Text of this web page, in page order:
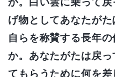
げ物としてあなたがた
自らを称賛する長年
か。あなたがたは戻
てもらうために何を